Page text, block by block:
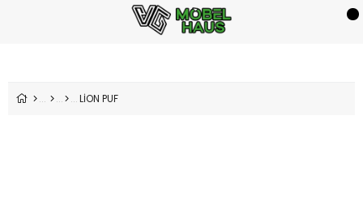
LİON PUF